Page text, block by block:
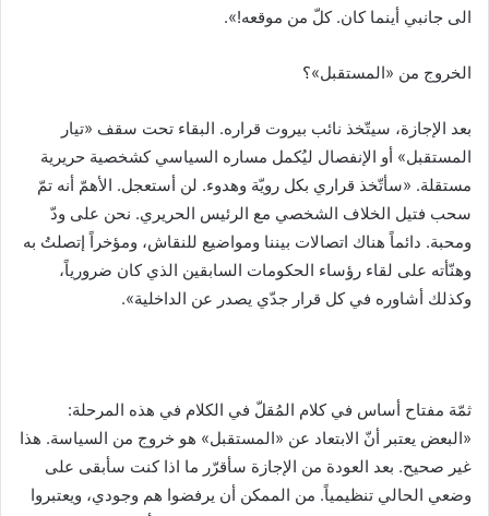
الى جانبي أينما كان. كلّ من موقعه!».
الخروج من «المستقبل»؟
بعد الإجازة، سيتّخذ نائب بيروت قراره. البقاء تحت سقف «تيار
المستقبل» أو الإنفصال ليُكمل مساره السياسي كشخصية حريرية
مستقلة. «سأتّخذ قراري بكل رويّة وهدوء. لن أستعجل. الأهمّ أنه تمّ
سحب فتيل الخلاف الشخصي مع الرئيس الحريري. نحن على ودّ
ومحبة. دائماً هناك اتصالات بيننا ومواضيع للنقاش، ومؤخراً إتصلتُ به
وهنّأته على لقاء رؤساء الحكومات السابقين الذي كان ضرورياً،
وكذلك أشاوره في كل قرار جدّي يصدر عن الداخلية».
ثمّة مفتاح أساس في كلام المُقلّ في الكلام في هذه المرحلة:
«البعض يعتبر أنّ الابتعاد عن «المستقبل» هو خروج من السياسة. هذا
غير صحيح. بعد العودة من الإجازة سأقرّر ما اذا كنت سأبقى على
وضعي الحالي تنظيمياً. من الممكن أن يرفضوا هم وجودي، ويعتبروا